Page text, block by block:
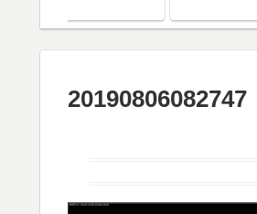
20190806082747